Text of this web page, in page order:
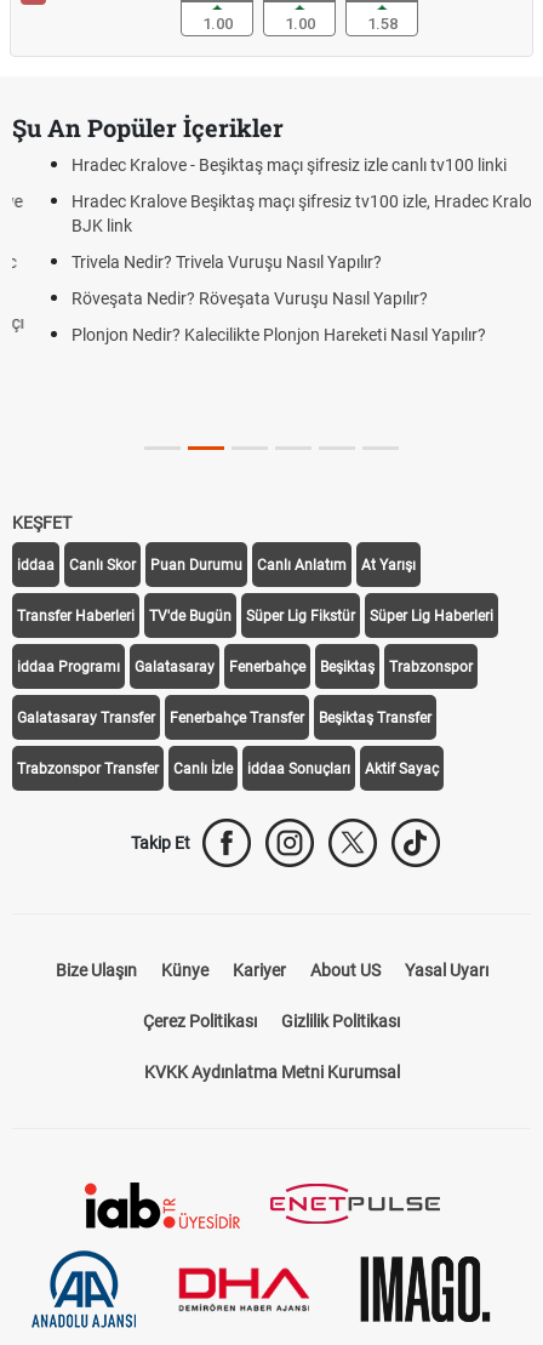
1.00
1.00
1.58
Şu An Popüler İçerikler
Hradec Kralove - Beşiktaş maçı şifresiz izle canlı tv100 linki
Hradec Kralove Beşiktaş maçı şifresiz tv100 izle, Hradec Kralove
BJK link
Trivela Nedir? Trivela Vuruşu Nasıl Yapılır?
Röveşata Nedir? Röveşata Vuruşu Nasıl Yapılır?
Plonjon Nedir? Kalecilikte Plonjon Hareketi Nasıl Yapılır?
Transfer Haberleri TV'de Bugün Süper Lig Fikstür Süper Lig Haberleri
iddaa Programı Galatasaray Fenerbahçe Beşiktaş Trabzonspor
Galatasaray Transfer Fenerbahçe Transfer Beşiktaş Transfer
Trabzonspor Transfer Canlı İzle iddaa Sonuçları Aktif Sayaç
Takip Et